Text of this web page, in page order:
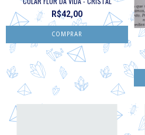
R$42,00